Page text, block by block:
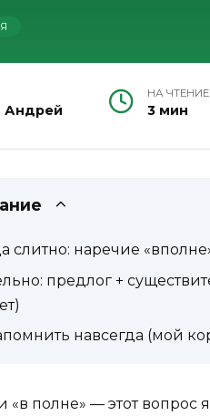
Андрей
НА ЧТЕНИЕ
3 мин
слитно: наречие
предлог +
навсегда (мой
«в полне» — этот вопрос